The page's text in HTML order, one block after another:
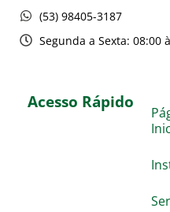
(53) 98405-3187
Segunda a Sexta: 08:00
Acesso Rápido